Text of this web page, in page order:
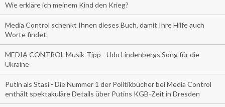
Wie erkläre ich meinem Kind den Krieg?
Media Control schenkt Ihnen dieses Buch, damit Ihre Hilfe auch
Worte findet.
MEDIA CONTROL Musik-Tipp - Udo Lindenbergs Song für die
Ukraine
Putin als Stasi - Die Nummer 1 der Politikbücher bei Media Control
enthält spektakuläre Details über Putins KGB-Zeit in Dresden